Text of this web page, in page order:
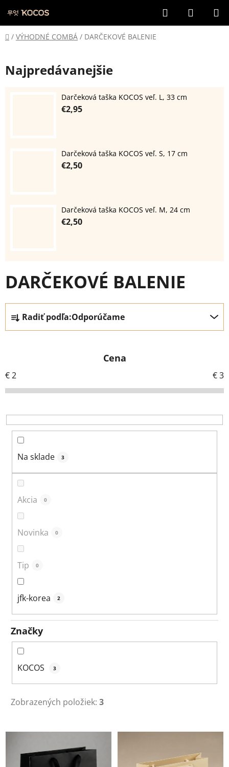
na
obsah
Hľadať
KOŠÍK
Domov
/ VÝHODNÉ COMBÁ / DARČEKOVÉ BALENIE
Najpredávanejšie
Darčeková taška KOCOS veľ. L, 33 cm
€2,95
Darčeková taška KOCOS veľ. S, 17 cm
€2,50
Darčeková taška KOCOS veľ. M, 24 cm
€2,50
DARČEKOVÉ BALENIE
R
a
d
i
e
r
o
Radiť podľa:Odporúčame
Cena
€2 €3
Na sklade 3
Akcia 0
Novinka 0
Tip 0
jfk-korea 2
Značky
KOCOS 3
Zobrazených položiek: 3
V